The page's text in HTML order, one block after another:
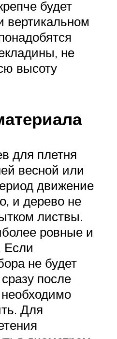
будет
вертикальном
не
высоту
для плетня
весной или
движение
и дерево не
листвы.
ровные и
Если
не будет
после
необходимо
Для